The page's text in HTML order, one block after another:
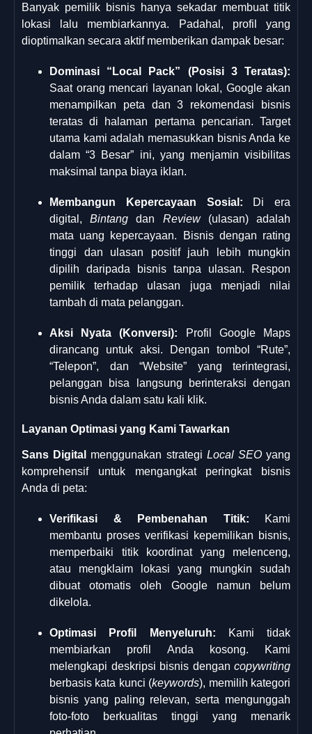
Banyak pemilik bisnis hanya sekadar membuat titik
lokasi lalu membiarkannya. Padahal, profil yang
dioptimalkan secara aktif memberikan dampak besar:
Dominasi “Local Pack” (Posisi 3 Teratas):
Saat orang mencari layanan lokal, Google akan
menampilkan peta dan 3 rekomendasi bisnis
teratas di halaman pertama pencarian. Target
utama kami adalah memasukkan bisnis Anda ke
dalam “3 Besar” ini, yang menjamin visibilitas
maksimal tanpa biaya iklan.
Membangun Kepercayaan Sosial: Di era
digital,Bintang dan Review(ulasan) adalah
mata uang kepercayaan. Bisnis dengan rating
tinggi dan ulasan positif jauh lebih mungkin
dipilih daripada bisnis tanpa ulasan. Respon
pemilik terhadap ulasan juga menjadi nilai
tambah di mata pelanggan.
Aksi Nyata (Konversi): Profil Google Maps
dirancang untuk aksi. Dengan tombol “Rute”,
“Telepon”, dan “Website” yang terintegrasi,
pelanggan bisa langsung berinteraksi dengan
bisnis Anda dalam satu kali klik.
Layanan Optimasi yang Kami Tawarkan
Sans Digital menggunakan strategi Local SEOyang
komprehensif untuk mengangkat peringkat bisnis
Anda di peta:
Verifikasi & Pembenahan Titik: Kami
membantu proses verifikasi kepemilikan bisnis,
memperbaiki titik koordinat yang melenceng,
atau mengklaim lokasi yang mungkin sudah
dibuat otomatis oleh Google namun belum
dikelola.
Optimasi Profil Menyeluruh: Kami tidak
membiarkan profil Anda kosong. Kami
melengkapi deskripsi bisnis dengan copywriting
berbasis kata kunci (keywords), memilih kategori
bisnis yang paling relevan, serta mengunggah
foto-foto berkualitas tinggi yang menarik